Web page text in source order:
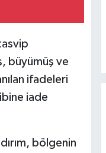
büyümüş ve
ifadeleri
iade
bölgenin